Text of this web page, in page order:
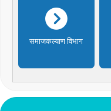
समाजकल्याण विभाग